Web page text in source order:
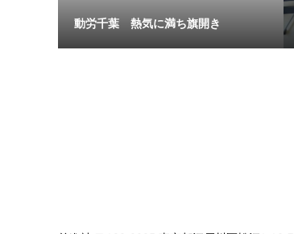
動労千葉 熱気に満ち旗開き